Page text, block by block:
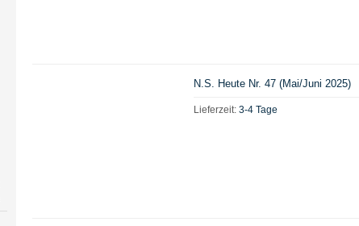
N.S. Heute Nr. 47 (Mai/Juni 2025)
Lieferzeit:3-4 Tage